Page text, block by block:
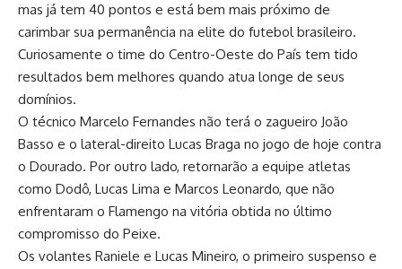
mas já tem 40 pontos e está bem mais próximo de
carimbar sua permanência na elite do futebol brasileiro.
Curiosamente o time do Centro-Oeste do País tem tido
resultados bem melhores quando atua longe de seus
domínios.
O técnico Marcelo Fernandes não terá o zagueiro João
Basso e o lateral-direito Lucas Braga no jogo de hoje contra
o Dourado. Por outro lado, retornarão a equipe atletas
como Dodô, Lucas Lima e Marcos Leonardo, que não
enfrentaram o Flamengo na vitória obtida no último
compromisso do Peixe.
Os volantes Raniele e Lucas Mineiro, o primeiro suspenso e